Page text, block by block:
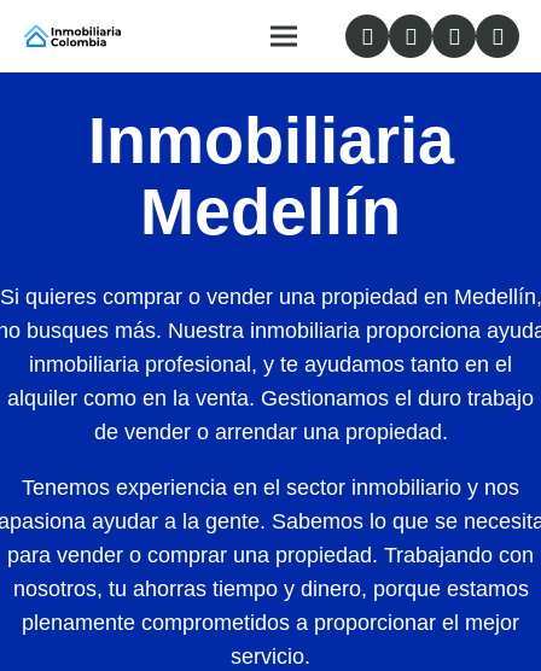
Inmobiliaria
Medellín
Si quieres comprar o vender una propiedad en Medellín,
busques más. Nuestra inmobiliaria proporciona
inmobiliaria profesional, y te ayudamos tanto en el
alquiler como en la venta. Gestionamos el duro trabajo
de vender o arrendar una propiedad.
Tenemos experiencia en el sector inmobiliario y nos
ayudar a la gente. Sabemos lo que se
para vender o comprar una propiedad. Trabajando con
nosotros, tu ahorras tiempo y dinero, porque estamos
plenamente comprometidos a proporcionar el mejor
servicio.